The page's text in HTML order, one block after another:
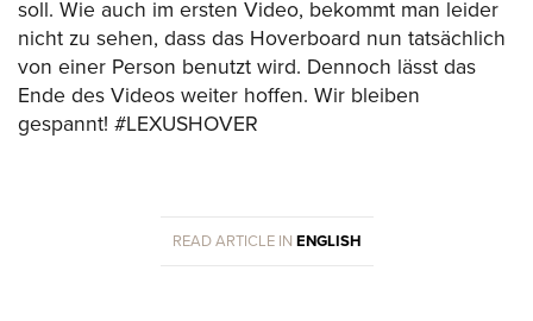
soll. Wie auch im ersten Video, bekommt man leider
nicht zu sehen, dass das Hoverboard nun tatsächlich
von einer Person benutzt wird. Dennoch lässt das
Ende des Videos weiter hoffen. Wir bleiben
gespannt! #LEXUSHOVER
READ ARTICLE IN ENGLISH